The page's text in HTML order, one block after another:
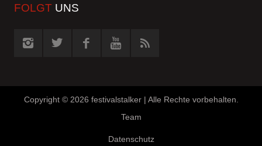
FOLGT UNS
Copyright © 2026 festivalstalker | Alle Rechte vorbehalten.
Team
Datenschutz